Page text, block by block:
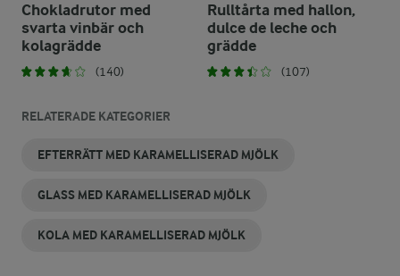
Chokladrutor med
svarta vinbär och
kolagrädde
(140)
Rulltårta med hallon,
dulce de leche och
grädde
(107)
RELATERADE KATEGORIER
EFTERRÄTT MED KARAMELLISERAD MJÖLK
GLASS MED KARAMELLISERAD MJÖLK
KOLA MED KARAMELLISERAD MJÖLK